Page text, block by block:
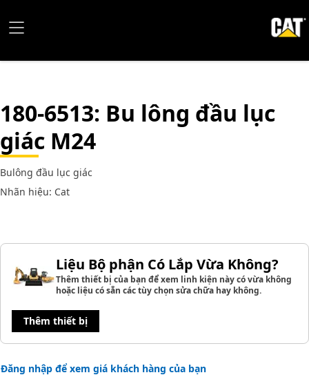
180-6513: Bu lông đầu lục
giác M24
Bulông đầu lục giác
Nhãn hiệu: Cat
Liệu Bộ phận Có Lắp Vừa Không?
Thêm thiết bị của bạn để xem linh kiện này có vừa không
hoặc liệu có sẵn các tùy chọn sửa chữa hay không.
Thêm thiết bị
Đăng nhập để xem giá khách hàng của bạn